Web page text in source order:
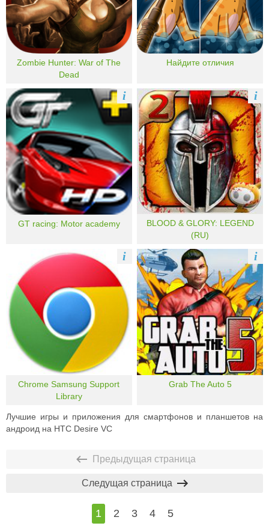
Zombie Hunter: War of The
Dead
Найдите отличия
GT racing: Motor academy
i
BLOOD & GLORY: LEGEND
(RU)
i
Chrome Samsung Support
Library
i
Grab The Auto 5
i
Лучшие игры и приложения для смартфонов и планшетов на
андроид на HTC Desire VC
Предыдущая страница
1 2 3 4 5
Следущая страница